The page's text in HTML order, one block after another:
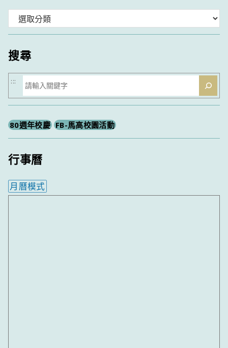
類
搜尋
搜
尋
:::
80週年校慶 FB-馬高校園活動
行事曆
月曆模式